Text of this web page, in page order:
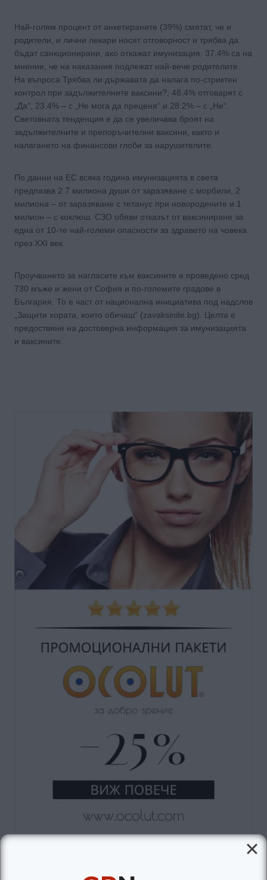
Най-голям процент от анкетираните (39%) смятат, че и
родители, и лични лекари носят отговорност и трябва да
бъдат санкционирани, ако откажат имунизация. 37.4% са на
мнение, че на наказания подлежат най-вече родителите.
На въпроса Трябва ли държавата да налага по-стриктен
контрол при задължителните ваксини?, 48.4% отговарят с
„Да“, 23.4% – с „Не мога да преценя“ и 28.2% – с „Не“.
Световната тенденция е да се увеличава броят на
задължителните и препоръчителни ваксини, както и
налагането на финансови глоби за нарушителите.
По данни на ЕС всяка година имунизацията в света
предпазва 2.7 милиона души от заразяване с морбили, 2
милиона – от заразяване с тетанус при новородените и 1
милион – с коклюш. СЗО обяви отказът от ваксиниране за
една от 10-те най-големи опасности за здравето на човека
през XXI век.
Проучването за нагласите към ваксините е проведено сред
730 мъже и жени от София и по-големите градове в
България. То е част от национална инициатива под надслов
„Защити хората, които обичаш“ (zavaksinite.bg). Целта е
предоствяне на достоверна информация за имунизацията
и ваксините.